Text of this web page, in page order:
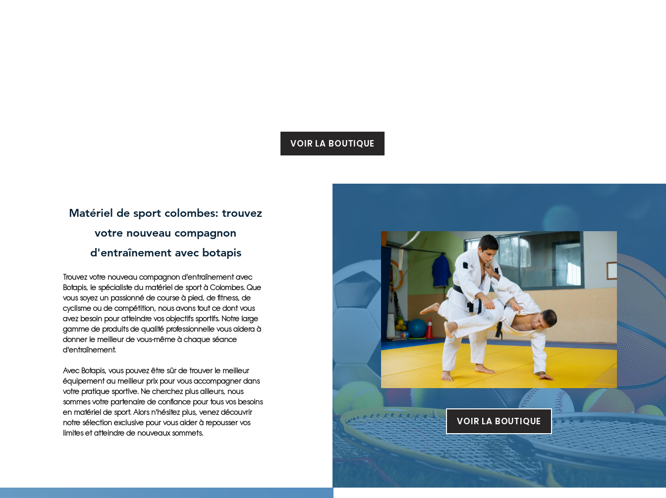
VOIR LA BOUTIQUE
Matériel de sport colombes: trouvez
votre nouveau compagnon
d'entraînement avec botapis
Trouvez votre nouveau compagnon d'entraînement avec
Botapis, le spécialiste du matériel de sport à Colombes. Que
vous soyez un passionné de course à pied, de fitness, de
cyclisme ou de compétition, nous avons tout ce dont vous
avez besoin pour atteindre vos objectifs sportifs. Notre large
gamme de produits de qualité professionnelle vous aidera à
donner le meilleur de vous-même à chaque séance
d'entraînement.
Avec Botapis, vous pouvez être sûr de trouver le meilleur
équipement au meilleur prix pour vous accompagner dans
votre pratique sportive. Ne cherchez plus ailleurs, nous
sommes votre partenaire de confiance pour tous vos besoins
en matériel de sport. Alors n'hésitez plus, venez découvrir
notre sélection exclusive pour vous aider à repousser vos
limites et atteindre de nouveaux sommets.
VOIR LA BOUTIQUE